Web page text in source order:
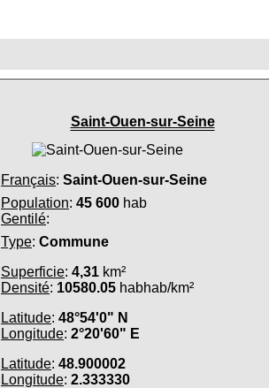
Saint-Ouen-sur-Seine
Français: Saint-Ouen-sur-Seine
Population: 45 600 hab
Gentilé:
Type: Commune
Superficie: 4,31 km²
Densité: 10580.05 habhab/km²
Latitude: 48°54'0" N
Longitude: 2°20'60" E
Latitude: 48.900002
Longitude: 2.333330